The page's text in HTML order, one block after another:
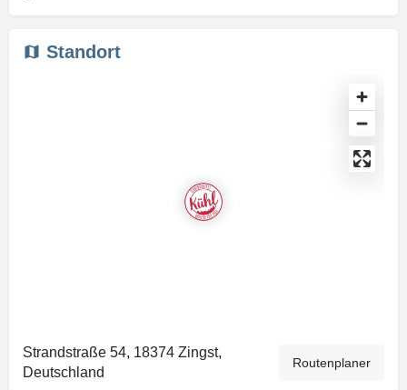
Standort
Strandstraße 54, 18374 Zingst,
Deutschland
Routenplaner